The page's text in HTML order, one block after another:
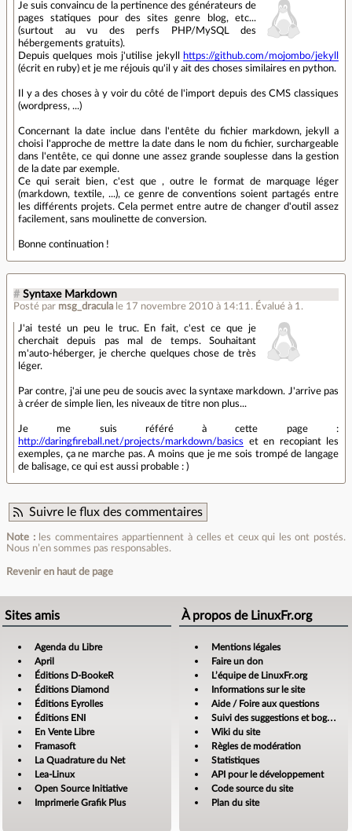
Je suis convaincu de la pertinence des générateurs de
pages statiques pour des sites genre blog, etc...
(surtout au vu des perfs PHP/MySQL des
hébergements gratuits).
Depuis quelques mois j'utilise jekyll
https://github.com/mojombo/jekyll
(écrit en ruby) et je me réjouis qu'il y ait des choses similaires en python.
Il y a des choses à y voir du côté de l'import depuis des CMS classiques
(wordpress, ...)
Concernant la date inclue dans l'entête du fichier markdown, jekyll a
choisi l'approche de mettre la date dans le nom du fichier, surchargeable
dans l'entête, ce qui donne une assez grande souplesse dans la gestion
de la date par exemple.
Ce qui serait bien, c'est que , outre le format de marquage léger
(markdown, textile, ...), ce genre de conventions soient partagés entre
les différents projets. Cela permet entre autre de changer d'outil assez
facilement, sans moulinette de conversion.
Bonne continuation !
# Syntaxe Markdown
Posté par msg_dracula le 17 novembre 2010 à 14:11 . Évalué à 1 .
J'ai testé un peu le truc. En fait, c'est ce que je
cherchait depuis pas mal de temps. Souhaitant
m'auto-héberger, je cherche quelques chose de très
léger.
Par contre, j'ai une peu de soucis avec la syntaxe markdown. J'arrive pas
à créer de simple lien, les niveaux de titre non plus...
Je me suis référé à cette page :
http://daringfireball.net/projects/markdown/basics et en recopiant les
exemples, ça ne marche pas. A moins que je me sois trompé de langage
de balisage, ce qui est aussi probable : )
Suivre le flux des commentaires
Note :les commentaires appartiennent à celles et ceux qui les ont postés.
Nous n’en sommes pas responsables.
Revenir en haut de page
Sites amis
Agenda du Libre
April
Éditions D-BookeR
Éditions Diamond
Éditions Eyrolles
Éditions ENI
En Vente Libre
Framasoft
La Quadrature du Net
Lea-Linux
Open Source Initiative
Imprimerie Grafik Plus
À propos de LinuxFr.org
Mentions légales
Faire un don
L’équipe de LinuxFr.org
Informations sur le site
Aide / Foire aux questions
Suivi des suggestions et bogues
Wiki du site
Règles de modération
Statistiques
API pour le développement
Code source du site
Plan du site